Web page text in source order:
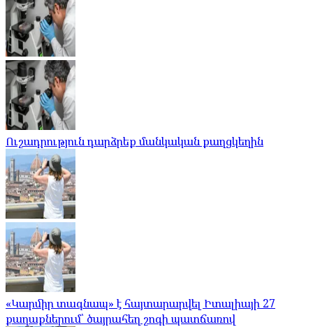
Ուշադրություն դարձրեք մանկական քաղցկեղին
«Կարմիր տագնապ» է հայտարարվել Իտալիայի 27
քաղաքներում՝ ծայրահեղ շոգի պատճառով